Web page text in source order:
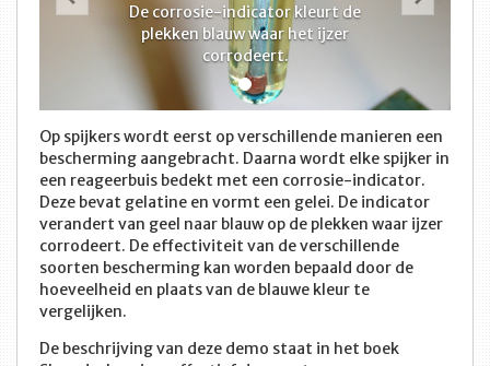
De corrosie-indicator kleurt de
plekken blauw waar het ijzer
corrodeert.
Op spijkers wordt eerst op verschillende manieren een
bescherming aangebracht. Daarna wordt elke spijker in
een reageerbuis bedekt met een corrosie-indicator.
Deze bevat gelatine en vormt een gelei. De indicator
verandert van geel naar blauw op de plekken waar ijzer
corrodeert. De effectiviteit van de verschillende
soorten bescherming kan worden bepaald door de
hoeveelheid en plaats van de blauwe kleur te
vergelijken.
De beschrijving van deze demo staat in het boek